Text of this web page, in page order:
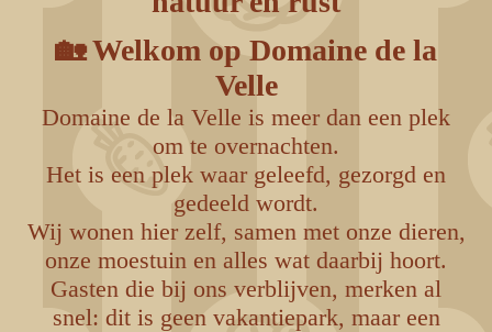
🏡 Welkom op Domaine de la
Velle
Domaine de la Velle is meer dan een plek
om te overnachten.
Het is een plek waar geleefd, gezorgd en
gedeeld wordt.
Wij wonen hier zelf, samen met onze dieren,
onze moestuin en alles wat daarbij hoort.
Gasten die bij ons verblijven, merken al
snel: dit is geen vakantiepark, maar een